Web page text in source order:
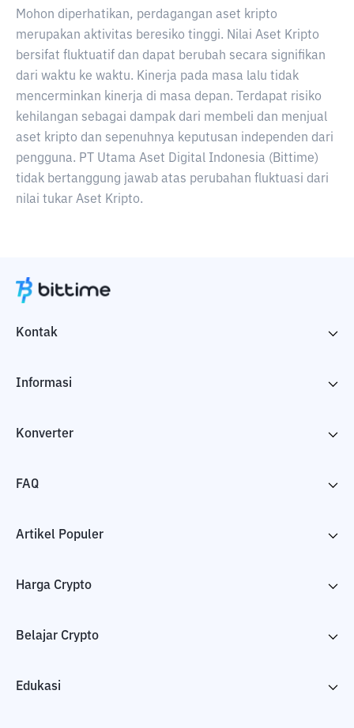
Mohon diperhatikan, perdagangan aset kripto
merupakan aktivitas beresiko tinggi. Nilai Aset Kripto
bersifat fluktuatif dan dapat berubah secara signifikan
dari waktu ke waktu. Kinerja pada masa lalu tidak
mencerminkan kinerja di masa depan. Terdapat risiko
kehilangan sebagai dampak dari membeli dan menjual
aset kripto dan sepenuhnya keputusan independen dari
pengguna. PT Utama Aset Digital Indonesia (Bittime)
tidak bertanggung jawab atas perubahan fluktuasi dari
nilai tukar Aset Kripto.
Kontak
Informasi
Konverter
FAQ
Artikel Populer
Harga Crypto
Belajar Crypto
Edukasi